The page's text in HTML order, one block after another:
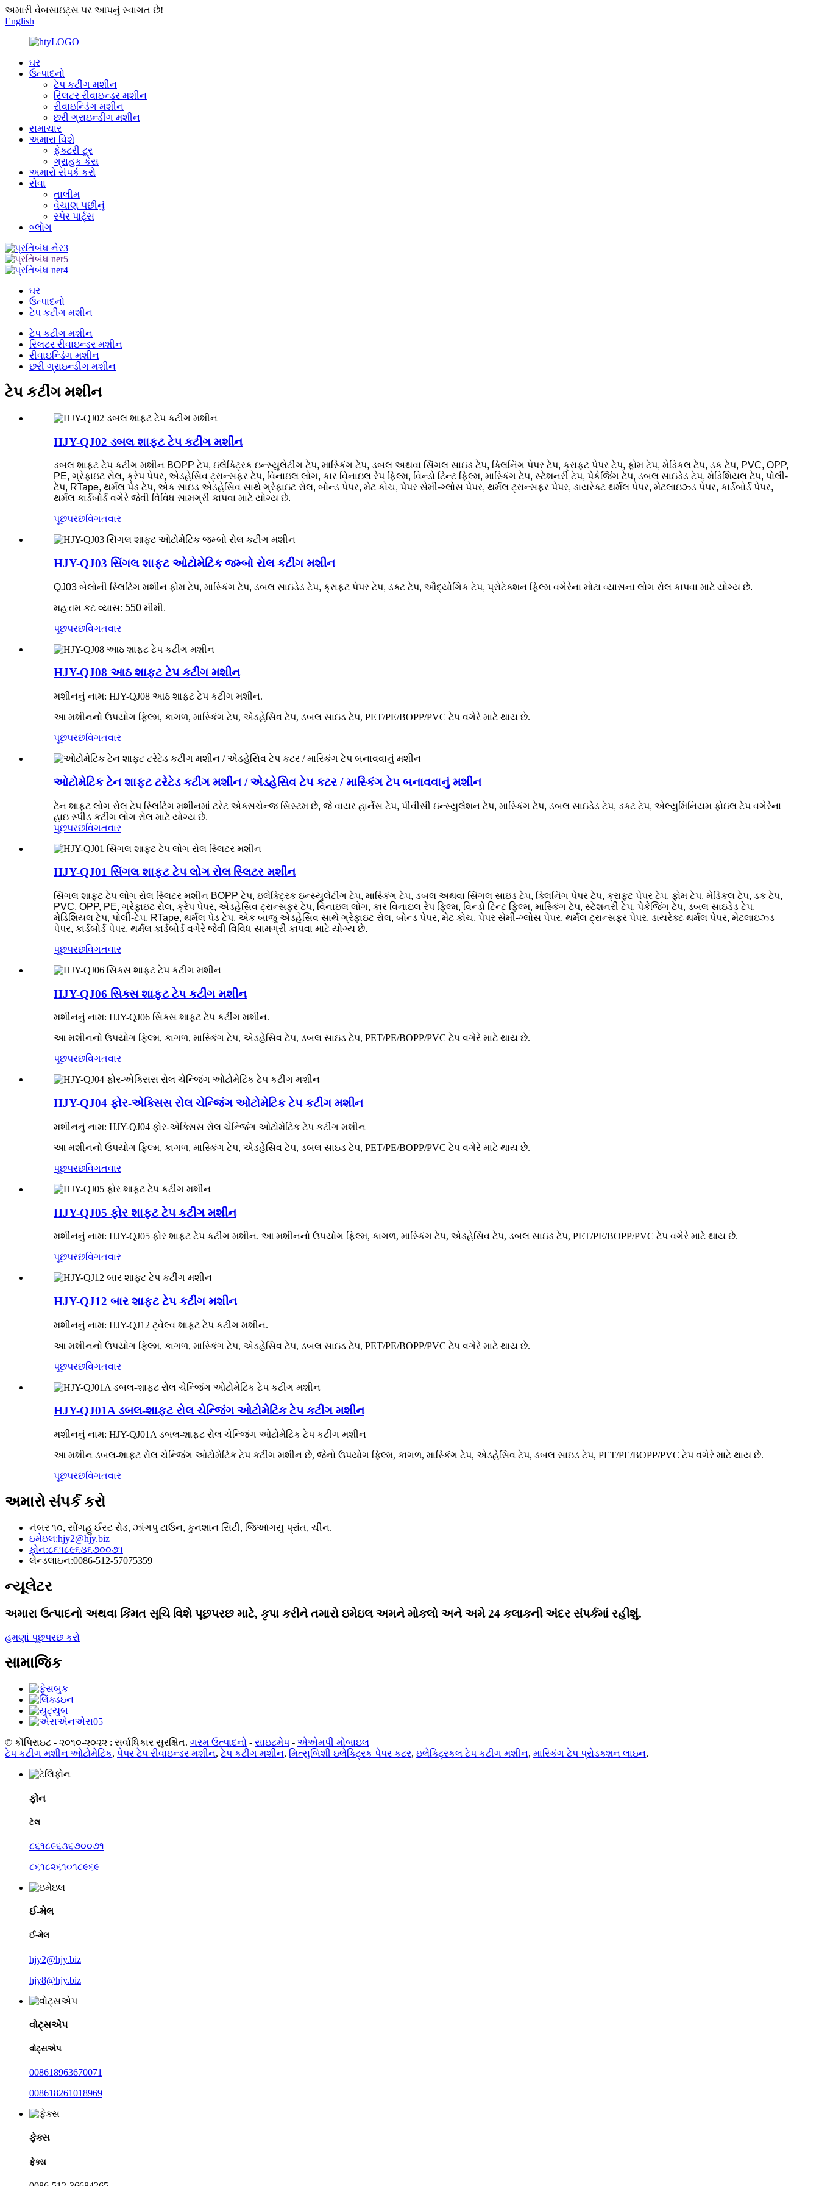
અમારી વેબસાઇટ્સ પર આપનું સ્વાગત છે!
English
ઘર
ઉત્પાદનો
ટેપ કટીંગ મશીન
સ્લિટર રીવાઇન્ડર મશીન
રીવાઇન્ડિંગ મશીન
છરી ગ્રાઇન્ડીંગ મશીન
સમાચાર
અમારા વિશે
ફેક્ટરી ટૂર
ગ્રાહક કેસ
અમારો સંપર્ક કરો
સેવા
તાલીમ
વેચાણ પછીનું
સ્પેર પાર્ટ્સ
બ્લોગ
ઘર
ઉત્પાદનો
ટેપ કટીંગ મશીન
ટેપ કટીંગ મશીન
સ્લિટર રીવાઇન્ડર મશીન
રીવાઇન્ડિંગ મશીન
છરી ગ્રાઇન્ડીંગ મશીન
ટેપ કટીંગ મશીન
HJY-QJ02 ડબલ શાફ્ટ ટેપ કટીંગ મશીન
ડબલ શાફ્ટ ટેપ કટીંગ મશીન BOPP ટેપ, ઇલેક્ટ્રિક ઇન્સ્યુલેટીંગ ટેપ, માસ્કિંગ ટેપ, ડબલ અથવા સિંગલ સાઇડ ટેપ, ક્લિનિંગ પેપર ટેપ, ક્રાફ્ટ પેપર ટેપ, ફોમ ટેપ, મેડિકલ ટેપ, ડક ટેપ, PVC, OPP,
PE, ગ્રેફાઇટ રોલ, ક્રેપ પેપર, એડહેસિવ ટ્રાન્સફર ટેપ, વિનાઇલ લોગ, કાર વિનાઇલ રેપ ફિલ્મ, વિન્ડો ટિન્ટ ફિલ્મ, માસ્કિંગ ટેપ, સ્ટેશનરી ટેપ, પેકેજિંગ ટેપ, ડબલ સાઇડેડ ટેપ, મેડિશિયલ ટેપ, પોલી-
ટેપ, RTape, થર્મલ પેડ ટેપ, એક સાઇડ એડહેસિવ સાથે ગ્રેફાઇટ રોલ, બોન્ડ પેપર, મેટ કોચ, પેપર સેમી-ગ્લોસ પેપર, થર્મલ ટ્રાન્સફર પેપર, ડાયરેક્ટ થર્મલ પેપર, મેટલાઇઝ્ડ પેપર, કાર્ડબોર્ડ પેપર,
થર્મલ કાર્ડબોર્ડ વગેરે જેવી વિવિધ સામગ્રી કાપવા માટે યોગ્ય છે.
પૂછપરછવિગતવાર
HJY-QJ03 સિંગલ શાફ્ટ ઓટોમેટિક જમ્બો રોલ કટીંગ મશીન
QJ03 બેલોની સ્લિટિંગ મશીન ફોમ ટેપ, માસ્કિંગ ટેપ, ડબલ સાઇડેડ ટેપ, ક્રાફ્ટ પેપર ટેપ, ડક્ટ ટેપ, ઔદ્યોગિક ટેપ, પ્રોટેક્શન ફિલ્મ વગેરેના મોટા વ્યાસના લોગ રોલ કાપવા માટે યોગ્ય છે.
મહત્તમ કટ વ્યાસ: 550 મીમી.
પૂછપરછવિગતવાર
HJY-QJ08 આઠ શાફ્ટ ટેપ કટીંગ મશીન
મશીનનું નામ: HJY-QJ08 આઠ શાફ્ટ ટેપ કટીંગ મશીન.
આ મશીનનો ઉપયોગ ફિલ્મ, કાગળ, માસ્કિંગ ટેપ, એડહેસિવ ટેપ, ડબલ સાઇડ ટેપ, PET/PE/BOPP/PVC ટેપ વગેરે માટે થાય છે.
પૂછપરછવિગતવાર
ઓટોમેટિક ટેન શાફ્ટ ટરેટેડ કટીંગ મશીન / એડહેસિવ ટેપ કટર / માસ્કિંગ ટેપ બનાવવાનું મશીન
ટેન શાફ્ટ લોગ રોલ ટેપ સ્લિટિંગ મશીનમાં ટરેટ એક્સચેન્જ સિસ્ટમ છે, જે વાયર હાર્નેસ ટેપ, પીવીસી ઇન્સ્યુલેશન ટેપ, માસ્કિંગ ટેપ, ડબલ સાઇડેડ ટેપ, ડક્ટ ટેપ, એલ્યુમિનિયમ ફોઇલ ટેપ વગેરેના
હાઇ સ્પીડ કટીંગ લોગ રોલ માટે યોગ્ય છે.
પૂછપરછવિગતવાર
HJY-QJ01 સિંગલ શાફ્ટ ટેપ લોગ રોલ સ્લિટર મશીન
સિંગલ શાફ્ટ ટેપ લોગ રોલ સ્લિટર મશીન BOPP ટેપ, ઇલેક્ટ્રિક ઇન્સ્યુલેટીંગ ટેપ, માસ્કિંગ ટેપ, ડબલ અથવા સિંગલ સાઇડ ટેપ, ક્લિનિંગ પેપર ટેપ, ક્રાફ્ટ પેપર ટેપ, ફોમ ટેપ, મેડિકલ ટેપ, ડક ટેપ,
PVC, OPP, PE, ગ્રેફાઇટ રોલ, ક્રેપ પેપર, એડહેસિવ ટ્રાન્સફર ટેપ, વિનાઇલ લોગ, કાર વિનાઇલ રેપ ફિલ્મ, વિન્ડો ટિન્ટ ફિલ્મ, માસ્કિંગ ટેપ, સ્ટેશનરી ટેપ, પેકેજિંગ ટેપ, ડબલ સાઇડેડ ટેપ,
મેડિશિયલ ટેપ, પોલી-ટેપ, RTape, થર્મલ પેડ ટેપ, એક બાજુ એડહેસિવ સાથે ગ્રેફાઇટ રોલ, બોન્ડ પેપર, મેટ કોચ, પેપર સેમી-ગ્લોસ પેપર, થર્મલ ટ્રાન્સફર પેપર, ડાયરેક્ટ થર્મલ પેપર, મેટલાઇઝ્ડ
પેપર, કાર્ડબોર્ડ પેપર, થર્મલ કાર્ડબોર્ડ વગેરે જેવી વિવિધ સામગ્રી કાપવા માટે યોગ્ય છે.
પૂછપરછવિગતવાર
HJY-QJ06 સિક્સ શાફ્ટ ટેપ કટીંગ મશીન
મશીનનું નામ: HJY-QJ06 સિક્સ શાફ્ટ ટેપ કટીંગ મશીન.
આ મશીનનો ઉપયોગ ફિલ્મ, કાગળ, માસ્કિંગ ટેપ, એડહેસિવ ટેપ, ડબલ સાઇડ ટેપ, PET/PE/BOPP/PVC ટેપ વગેરે માટે થાય છે.
પૂછપરછવિગતવાર
HJY-QJ04 ફોર-એક્સિસ રોલ ચેન્જિંગ ઓટોમેટિક ટેપ કટીંગ મશીન
મશીનનું નામ: HJY-QJ04 ફોર-એક્સિસ રોલ ચેન્જિંગ ઓટોમેટિક ટેપ કટીંગ મશીન
આ મશીનનો ઉપયોગ ફિલ્મ, કાગળ, માસ્કિંગ ટેપ, એડહેસિવ ટેપ, ડબલ સાઇડ ટેપ, PET/PE/BOPP/PVC ટેપ વગેરે માટે થાય છે.
પૂછપરછવિગતવાર
HJY-QJ05 ફોર શાફ્ટ ટેપ કટીંગ મશીન
મશીનનું નામ: HJY-QJ05 ફોર શાફ્ટ ટેપ કટીંગ મશીન. આ મશીનનો ઉપયોગ ફિલ્મ, કાગળ, માસ્કિંગ ટેપ, એડહેસિવ ટેપ, ડબલ સાઇડ ટેપ, PET/PE/BOPP/PVC ટેપ વગેરે માટે થાય છે.
પૂછપરછવિગતવાર
HJY-QJ12 બાર શાફ્ટ ટેપ કટીંગ મશીન
મશીનનું નામ: HJY-QJ12 ટ્વેલ્વ શાફ્ટ ટેપ કટીંગ મશીન.
આ મશીનનો ઉપયોગ ફિલ્મ, કાગળ, માસ્કિંગ ટેપ, એડહેસિવ ટેપ, ડબલ સાઇડ ટેપ, PET/PE/BOPP/PVC ટેપ વગેરે માટે થાય છે.
પૂછપરછવિગતવાર
HJY-QJ01A ડબલ-શાફ્ટ રોલ ચેન્જિંગ ઓટોમેટિક ટેપ કટીંગ મશીન
મશીનનું નામ: HJY-QJ01A ડબલ-શાફ્ટ રોલ ચેન્જિંગ ઓટોમેટિક ટેપ કટીંગ મશીન
આ મશીન ડબલ-શાફ્ટ રોલ ચેન્જિંગ ઓટોમેટિક ટેપ કટીંગ મશીન છે, જેનો ઉપયોગ ફિલ્મ, કાગળ, માસ્કિંગ ટેપ, એડહેસિવ ટેપ, ડબલ સાઇડ ટેપ, PET/PE/BOPP/PVC ટેપ વગેરે માટે થાય છે.
પૂછપરછવિગતવાર
અમારો સંપર્ક કરો
નંબર ૧૦, સોંગહુ ઈસ્ટ રોડ, ઝાંગપુ ટાઉન, કુનશાન સિટી, જિઆંગસુ પ્રાંત, ચીન.
ઇમેઇલ:hjy2@hjy.biz
ફોન:૮૬૧૮૯૬૩૬૭૦૦૭૧
લેન્ડલાઇન:0086-512-57075359
ન્યૂલેટર
અમારા ઉત્પાદનો અથવા કિંમત સૂચિ વિશે પૂછપરછ માટે, કૃપા કરીને તમારો ઇમેઇલ અમને મોકલો અને અમે 24 કલાકની અંદર સંપર્કમાં રહીશું.
હમણાં પૂછપરછ કરો
સામાજિક
© કૉપિરાઇટ - ૨૦૧૦-૨૦૨૨ : સર્વાધિકાર સુરક્ષિત. ગરમ ઉત્પાદનો - સાઇટમેપ - એએમપી મોબાઇલ
ટેપ કટીંગ મશીન ઓટોમેટિક, પેપર ટેપ રીવાઇન્ડર મશીન, ટેપ કટીંગ મશીન, મિત્સુબિશી ઇલેક્ટ્રિક પેપર કટર, ઇલેક્ટ્રિકલ ટેપ કટીંગ મશીન, માસ્કિંગ ટેપ પ્રોડક્શન લાઇન,
ફોન
ટેલ
૮૬૧૮૯૬૩૬૭૦૦૭૧
૮૬૧૮૨૬૧૦૧૮૯૬૯
ઈ-મેલ
ઈ-મેલ
hjy2@hjy.biz
hjy8@hjy.biz
વોટ્સએપ
વોટ્સએપ
008618963670071
008618261018969
ફેક્સ
ફેક્સ